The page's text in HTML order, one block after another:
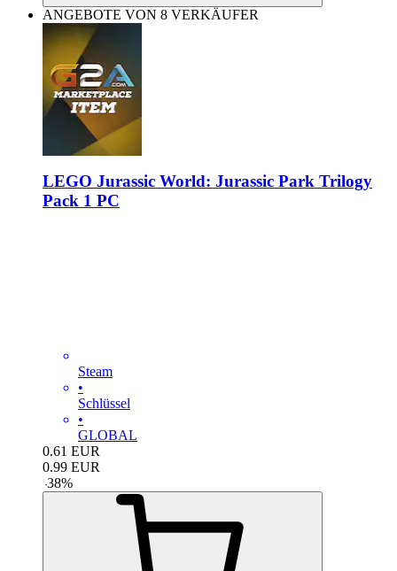
ANGEBOTE VON 8 VERKÄUFER
LEGO Jurassic World: Jurassic Park Trilogy
Pack 1 PC
Steam
•
Schlüssel
•
GLOBAL
0.61 EUR
0.99 EUR
-38%